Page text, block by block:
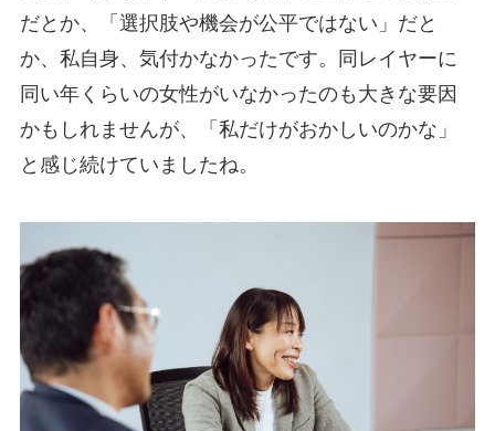
だとか、「選択肢や機会が公平ではない」だと
か、私自身、気付かなかったです。同レイヤーに
同い年くらいの女性がいなかったのも大きな要因
かもしれませんが、「私だけがおかしいのかな」
と感じ続けていましたね。